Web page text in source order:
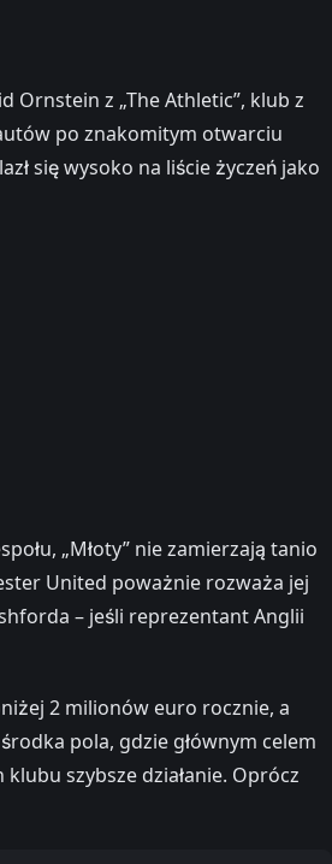
Ornstein z „The Athletic”, klub z
po znakomitym otwarciu
się wysoko na liście życzeń jako
„Młoty” nie zamierzają tanio
United poważnie rozważa jej
– jeśli reprezentant Anglii
2 milionów euro rocznie, a
pola, gdzie głównym celem
szybsze działanie. Oprócz